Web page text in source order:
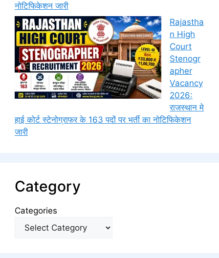
नोटिफिकेशन जारी
Rajastha
n High
Court
Stenogr
apher
Vacancy
2026:
राजस्थान मे
हाई कोर्ट स्टेनोग्राफर के 163 पदों पर भर्ती का नोटिफिकेशन
जारी
Category
Categories